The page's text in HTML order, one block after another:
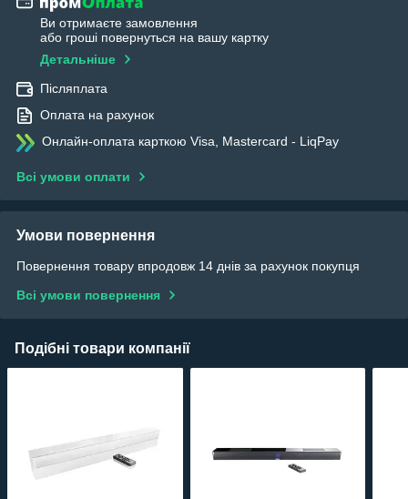
Ви отримаєте замовлення
або гроші повернуться на вашу картку
Детальніше
Післяплата
Оплата на рахунок
Онлайн-оплата карткою Visa, Mastercard - LiqPay
Всі умови оплати
Умови повернення
Повернення товару впродовж 14 днів за рахунок покупця
Всі умови повернення
Подібні товари компанії